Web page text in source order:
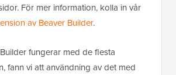
För mer information, kolla in vår
av Beaver Builder.
fungerar med de flesta
fann vi att användning av det med